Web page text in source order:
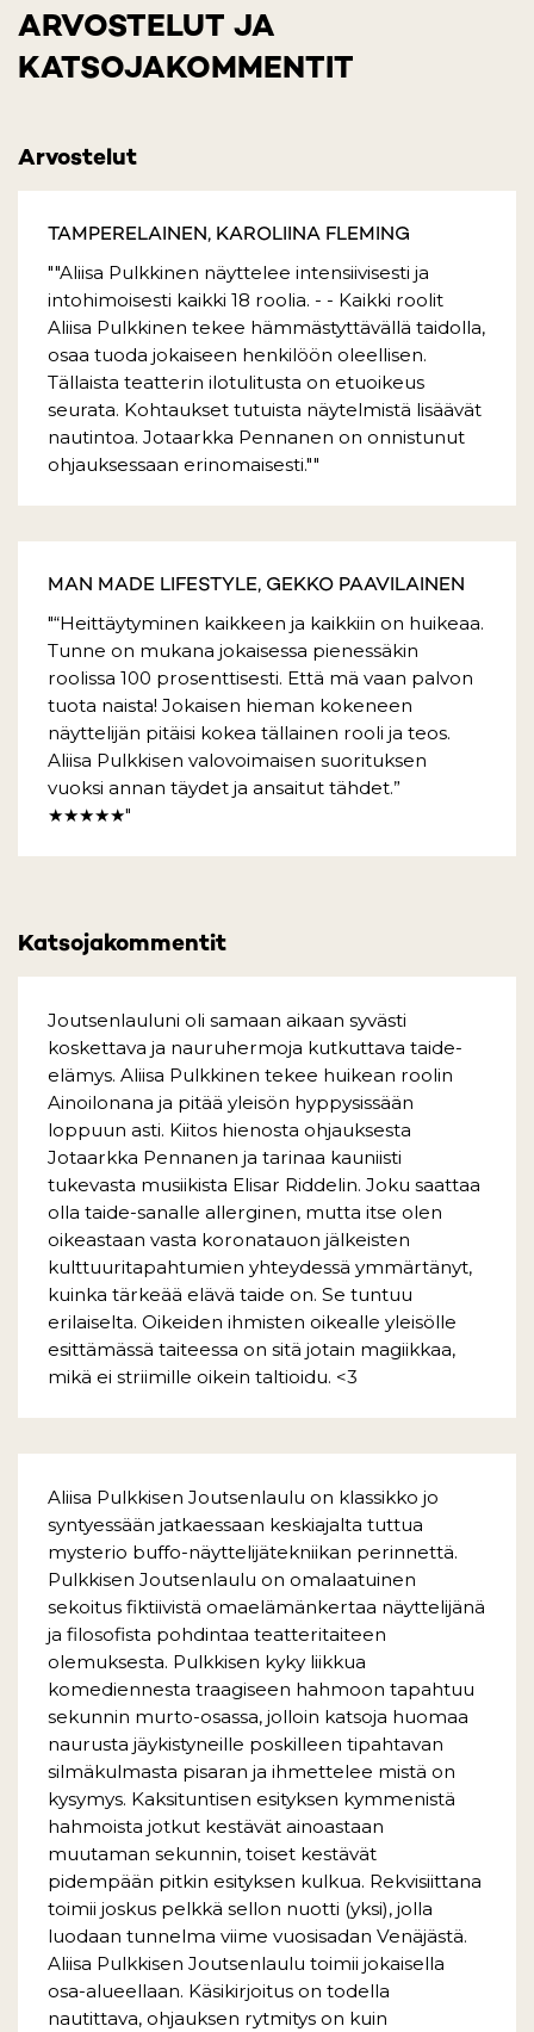
ARVOSTELUT JA
KATSOJAKOMMENTIT
Arvostelut
TAMPERELAINEN, KAROLIINA FLEMING
""Aliisa Pulkkinen näyttelee intensiivisesti ja
intohimoisesti kaikki 18 roolia. - - Kaikki roolit
Aliisa Pulkkinen tekee hämmästyttävällä taidolla,
osaa tuoda jokaiseen henkilöön oleellisen.
Tällaista teatterin ilotulitusta on etuoikeus
seurata. Kohtaukset tutuista näytelmistä lisäävät
nautintoa. Jotaarkka Pennanen on onnistunut
ohjauksessaan erinomaisesti.""
MAN MADE LIFESTYLE, GEKKO PAAVILAINEN
"“Heittäytyminen kaikkeen ja kaikkiin on huikeaa.
Tunne on mukana jokaisessa pienessäkin
roolissa 100 prosenttisesti. Että mä vaan palvon
tuota naista! Jokaisen hieman kokeneen
näyttelijän pitäisi kokea tällainen rooli ja teos.
Aliisa Pulkkisen valovoimaisen suorituksen
vuoksi annan täydet ja ansaitut tähdet.”
★★★★★"
Katsojakommentit
Joutsenlauluni oli samaan aikaan syvästi
koskettava ja nauruhermoja kutkuttava taide-
elämys. Aliisa Pulkkinen tekee huikean roolin
Ainoilonana ja pitää yleisön hyppysissään
loppuun asti. Kiitos hienosta ohjauksesta
Jotaarkka Pennanen ja tarinaa kauniisti
tukevasta musiikista Elisar Riddelin. Joku saattaa
olla taide-sanalle allerginen, mutta itse olen
oikeastaan vasta koronatauon jälkeisten
kulttuuritapahtumien yhteydessä ymmärtänyt,
kuinka tärkeää elävä taide on. Se tuntuu
erilaiselta. Oikeiden ihmisten oikealle yleisölle
esittämässä taiteessa on sitä jotain magiikkaa,
mikä ei striimille oikein taltioidu. <3
Aliisa Pulkkisen Joutsenlaulu on klassikko jo
syntyessään jatkaessaan keskiajalta tuttua
mysterio buffo-näyttelijätekniikan perinnettä.
Pulkkisen Joutsenlaulu on omalaatuinen
sekoitus fiktiivistä omaelämänkertaa näyttelijänä
ja filosofista pohdintaa teatteritaiteen
olemuksesta. Pulkkisen kyky liikkua
komediennesta traagiseen hahmoon tapahtuu
sekunnin murto-osassa, jolloin katsoja huomaa
naurusta jäykistyneille poskilleen tipahtavan
silmäkulmasta pisaran ja ihmettelee mistä on
kysymys. Kaksituntisen esityksen kymmenistä
hahmoista jotkut kestävät ainoastaan
muutaman sekunnin, toiset kestävät
pidempään pitkin esityksen kulkua. Rekvisiittana
toimii joskus pelkkä sellon nuotti (yksi), jolla
luodaan tunnelma viime vuosisadan Venäjästä.
Aliisa Pulkkisen Joutsenlaulu toimii jokaisella
osa-alueellaan. Käsikirjoitus on todella
nautittava, ohjauksen rytmitys on kuin